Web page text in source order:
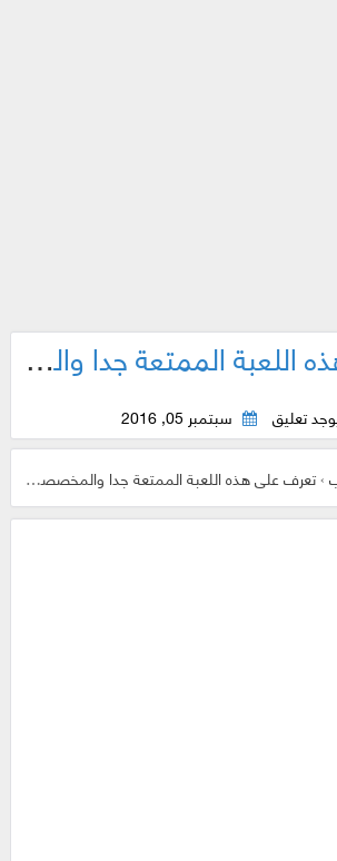
تعرف على هذه اللعبة الممتعة جدا والمخصصة لمحبي ومشجعي ليونيل ميسي فقط
تعليق سبتمبر 05, 2016
›تعرف على هذه اللعبة الممتعة جدا والمخصصة لمحبي ومشجعي ليونيل ميسي فقط